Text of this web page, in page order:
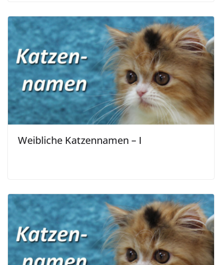
Weibliche Katzennamen – I